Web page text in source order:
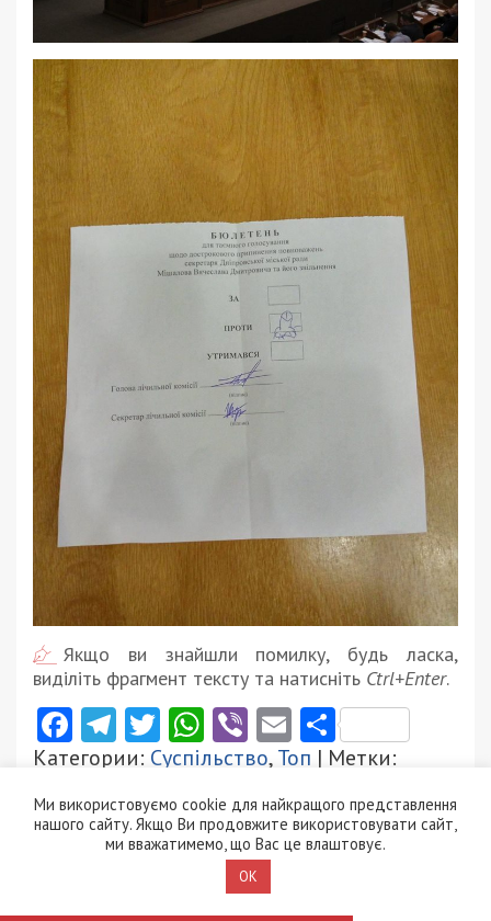
Якщо ви знайшли помилку, будь ласка,
виділіть фрагмент тексту та натисніть Ctrl+Enter.
Facebook
Telegram
Twitter
WhatsApp
ViberEmail
Категории: Суспільство,Топ | Метки:
Михаил Лысенко,Мишалов,обзор,сессия,
скандал,Филатов
Рекламні блоки дають нам змогу
залишатися незалежними ЗМІ, а вам -
Ми використовуємо cookie для найкращого представлення
нашого сайту. Якщо Ви продовжите використовувати сайт,
ми вважатимемо, що Вас це влаштовує.
OK